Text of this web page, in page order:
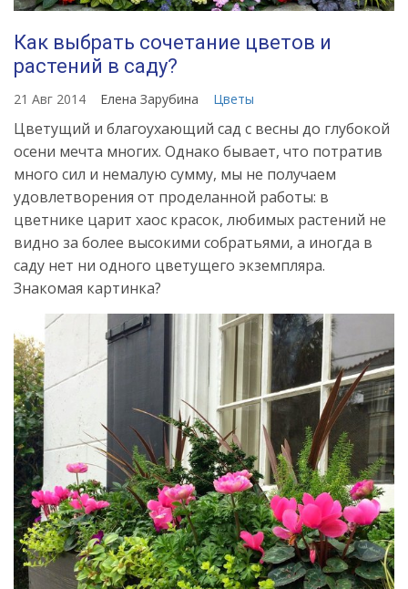
Как выбрать сочетание цветов и
растений в саду?
21 Авг 2014 Елена Зарубина Цветы
Цветущий и благоухающий сад с весны до глубокой
осени мечта многих. Однако бывает, что потратив
много сил и немалую сумму, мы не получаем
удовлетворения от проделанной работы: в
цветнике царит хаос красок, любимых растений не
видно за более высокими собратьями, а иногда в
саду нет ни одного цветущего экземпляра.
Знакомая картинка?